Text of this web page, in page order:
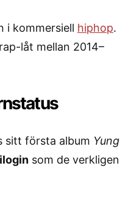
i kommersiell hiphop.
låt mellan 2014–
sitt första album Yung
som de verkligen